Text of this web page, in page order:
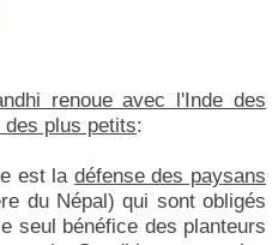
renoue avec l'Inde des
plus petits:
est la défense des paysans
du Népal) qui sont obligés
seul bénéfice des planteurs